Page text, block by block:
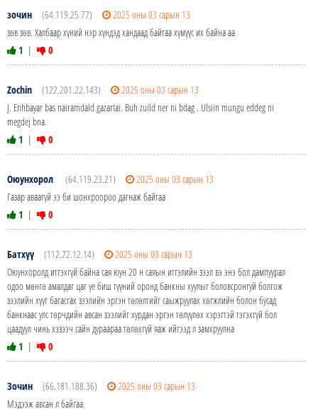
зочин (64.119.25.77)
2025 оны 03 сарын 13
зөв зөв. Халбаар хүний нэр хүндэд хандаад байгаа хүмүүс их байна аа
1 | 0
Zochin (122.201.22.143)
2025 оны 03 сарын 13
J. Enhbayar bas nairamdald gazartai. Buh zuild ner ni bdag . Ulsiin mungu eddeg ni
megdej bna.
1 | 0
Оюунхорол (64.119.23.21)
2025 оны 03 сарын 13
Газар аваагүй ээ би шонхроороо дагнаж байгаа
1 | 0
Батхүү (112.72.12.14)
2025 оны 03 сарын 13
Оюунхоролд итгэхгүй байна сая юун 20 н саяын итгэлийн зээл вэ энэ бол дампуурал
одоо мөнгө амалдаг цаг үе биш түүний оронд банкны хуулыг боловсронгуй болгож
зээлийн хүүг багасгах зээлийн эргэн төлөлтийг саыжруулах хөгжлийн болон бусад
банкнаас улс төрчдийн авсан зээлийг хурдан эргэн төлүүлөх хэрэгтэй тэгэхгүй бол
цаадуул чинь хэзээч сайн дураараа төлөхгүй яаж ийгээд л замхруулна
1 | 0
Зочин (66.181.188.36)
2025 оны 03 сарын 13
Мэдээж авсан л байгаа